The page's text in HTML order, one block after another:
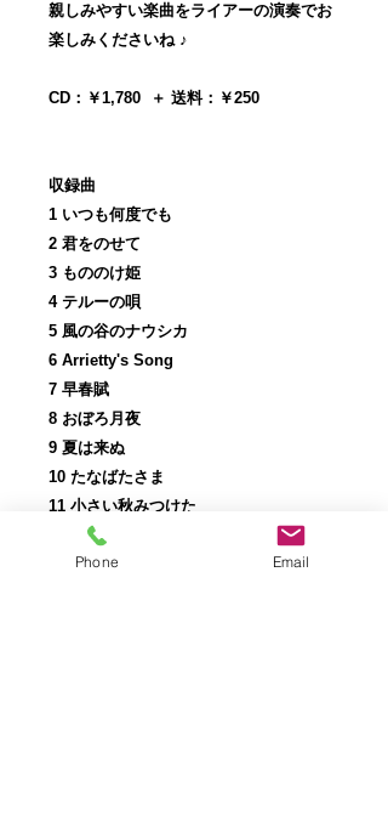
親しみやすい楽曲をライアーの演奏でお
楽しみくださいね ♪
CD：￥1,780 ＋ 送料：￥250
収録曲
1 いつも何度でも
2 君をのせて
3 もののけ姫
4 テルーの唄
5 風の谷のナウシカ
6 Arrietty's Song
7 早春賦
8 おぼろ月夜
9 夏は来ぬ
10 たなばたさま
11 小さい秋みつけた
12 紅葉
13 冬の星座
Phone Email